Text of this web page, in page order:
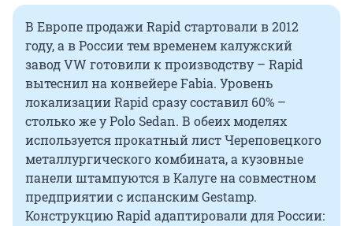
В Европе продажи Rapid стартовали в 2012
году, а в России тем временем калужский
завод VW готовили к производству – Rapid
вытеснил на конвейере Fabia. Уровень
локализации Rapid сразу составил 60% –
столько же у Polo Sedan. В обеих моделях
используется прокатный лист Череповецкого
металлургического комбината, а кузовные
панели штампуются в Калуге на совместном
предприятии с испанским Gestamp.
Конструкцию Rapid адаптировали для России: